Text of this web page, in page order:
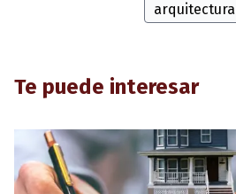
arquitectura
Te puede interesar